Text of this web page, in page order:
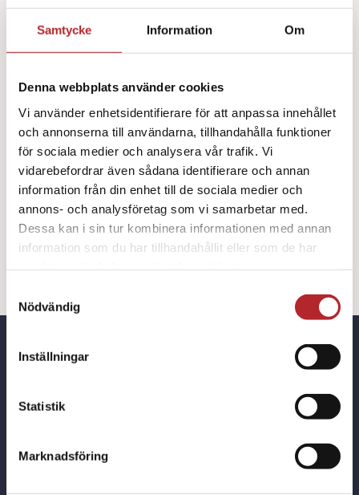
Samtycke Information Om
Denna webbplats använder cookies
Vi använder enhetsidentifierare för att anpassa innehållet
och annonserna till användarna, tillhandahålla funktioner
för sociala medier och analysera vår trafik. Vi
vidarebefordrar även sådana identifierare och annan
information från din enhet till de sociala medier och
annons- och analysföretag som vi samarbetar med.
Dessa kan i sin tur kombinera informationen med annan
information som du har tillhandahållit eller som de har
Nödvändig
Inställningar
Statistik
Marknadsföring
29kr
Plåster
Salvequick
Pokémon
/
20
mängd
LÄGG TILL I
VARUKORG
[custom_product_description]
livräddande produkten du letar efter!